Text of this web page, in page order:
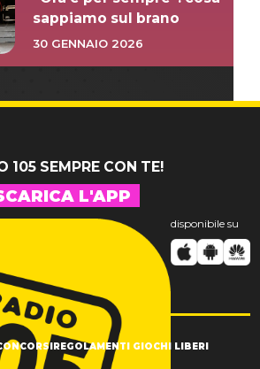
sappiamo sul brano
30 GENNAIO 2026
105 SEMPRE CON TE!
L'APP
disponibile su
REGOLAMENTI GIOCHI LIBERI